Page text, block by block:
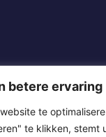
betere ervaring
te
te klikken, stemt